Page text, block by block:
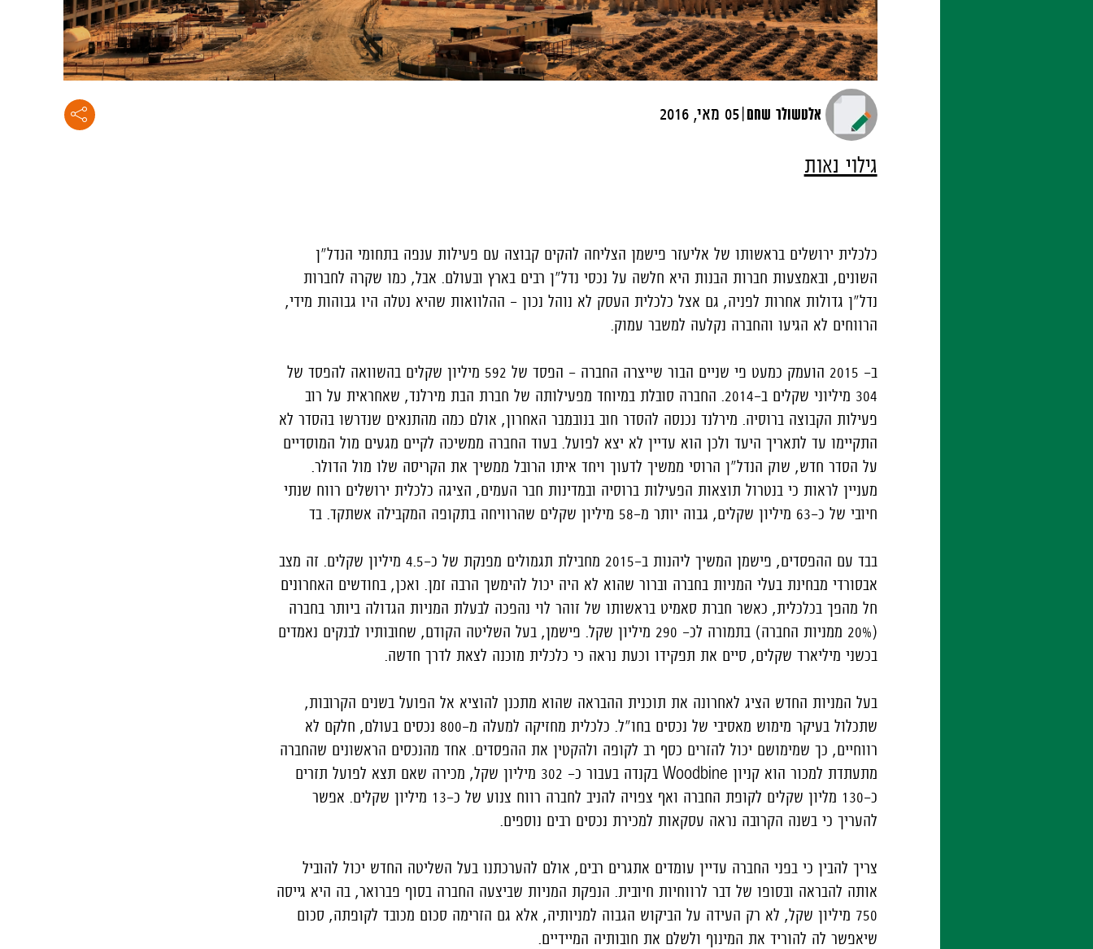
אלטשולר שחם|05 מאי, 2016
גילוי נאות
כלכלית ירושלים בראשותו של אליעזר פישמן הצליחה להקים קבוצה עם פעילות ענפה בתחומי הנדל"ן
השונים, ובאמצעות חברות הבנות היא חלשה על נכסי נדל"ן רבים בארץ ובעולם. אבל, כמו שקרה לחברות
נדל"ן גדולות אחרות לפניה, גם אצל כלכלית העסק לא נוהל נכון - ההלוואות שהיא נטלה היו גבוהות מידי,
הרווחים לא הגיעו והחברה נקלעה למשבר עמוק.
ב- 2015 הועמק כמעט פי שניים הבור שייצרה החברה - הפסד של 592 מיליון שקלים בהשוואה להפסד של
304 מיליוני שקלים ב-2014. החברה סובלת במיוחד מפעילותה של חברת הבת מירלנד, שאחראית על רוב
פעילות הקבוצה ברוסיה. מירלנד נכנסה להסדר חוב בנובמבר האחרון, אולם כמה מהתנאים שנדרשו בהסדר לא
התקיימו עד לתאריך היעד ולכן הוא עדיין לא יצא לפועל. בעוד החברה ממשיכה לקיים מגעים מול המוסדיים
על הסדר חדש, שוק הנדל"ן הרוסי ממשיך לדעוך ויחד איתו הרובל ממשיך את הקריסה שלו מול הדולר.
מעניין לראות כי בנטרול תוצאות הפעילות ברוסיה ובמדינות חבר העמים, הציגה כלכלית ירושלים רווח שנתי
חיובי של כ-63 מיליון שקלים, גבוה יותר מ-58 מיליון שקלים שהרוויחה בתקופה המקבילה אשתקד. בד
בבד עם ההפסדים, פישמן המשיך ליהנות ב-2015 מחבילת תגמולים מפנקת של כ-4.5 מיליון שקלים. זה מצב
אבסורדי מבחינת בעלי המניות בחברה וברור שהוא לא היה יכול להימשך הרבה זמן. ואכן, בחודשים האחרונים
חל מהפך בכלכלית, כאשר חברת סאמיט בראשותו של זוהר לוי נהפכה לבעלת המניות הגדולה ביותר בחברה
(20% ממניות החברה) בתמורה לכ- 290 מיליון שקל. פישמן, בעל השליטה הקודם, שחובותיו לבנקים נאמדים
בכשני מיליארד שקלים, סיים את תפקידו וכעת נראה כי כלכלית מוכנה לצאת לדרך חדשה.
בעל המניות החדש הציג לאחרונה את תוכנית ההבראה שהוא מתכנן להוציא אל הפועל בשנים הקרובות,
שתכלול בעיקר מימוש מאסיבי של נכסים בחו"ל. כלכלית מחזיקה למעלה מ-800 נכסים בעולם, חלקם לא
רווחיים, כך שמימושם יכול להזרים כסף רב לקופה ולהקטין את ההפסדים. אחד מהנכסים הראשונים שהחברה
מתעתדת למכור הוא קניון Woodbine בקנדה בעבור כ- 302 מיליון שקל, מכירה שאם תצא לפועל תזרים
כ-130 מליון שקלים לקופת החברה ואף צפויה להניב לחברה רווח צנוע של כ-13 מיליון שקלים. אפשר
להעריך כי בשנה הקרובה נראה עסקאות למכירת נכסים רבים נוספים.
צריך להבין כי בפני החברה עדיין עומדים אתגרים רבים, אולם להערכתנו בעל השליטה החדש יכול להוביל
אותה להבראה ובסופו של דבר לרווחיות חיובית. הנפקת המניות שביצעה החברה בסוף פברואר, בה היא גייסה
750 מיליון שקל, לא רק העידה על הביקוש הגבוה למניותיה, אלא גם הזרימה סכום מכובד לקופתה, סכום
שיאפשר לה להוריד את המינוף ולשלם את חובותיה המיידיים.